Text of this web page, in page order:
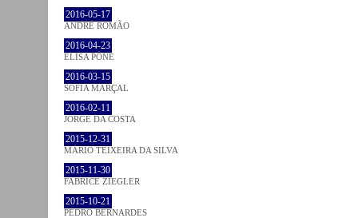
2016-05-17
ANDRÉ ROMÃO
2016-04-23
ELISA PÔNE
2016-03-15
SOFIA MARÇAL
2016-02-11
JORGE DA COSTA
2015-12-31
MÁRIO TEIXEIRA DA SILVA
2015-11-30
FABRICE ZIEGLER
2015-10-21
PEDRO BERNARDES